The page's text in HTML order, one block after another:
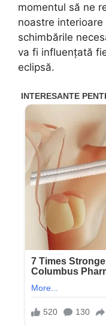
momentul să ne
noastre
schimbările
va fi influențată
eclipsă.